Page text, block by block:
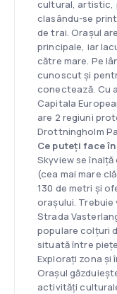
cultural, artistic,
clasându-se
de trai. Orașul
principale, iar
către mare. Pe
cunoscut și
conectează. Cu
Capitala
are 2 regiuni
Drottningholm
Ce puteți face
Skyview se
(cea mai mare
130 de metri și
orașului. Trebuie
Strada
populare colțuri
situată între
Explorați zona și
Orașul
activități